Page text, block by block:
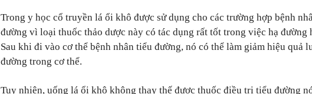
Trong y học cổ truyền lá ổi khô được sử dụng cho các trường hợp bệnh
đường vì loại thuốc thảo dược này có tác dụng rất tốt trong việc hạ đường
Sau khi đi vào cơ thể bệnh nhân tiểu đường, nó có thể làm giảm hiệu quả
đường trong cơ thể.
Tuy nhiên, uống lá ổi khô không thay thế được thuốc điều trị tiểu đường